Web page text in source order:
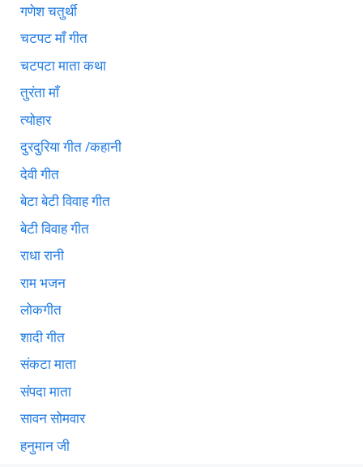
गणेश चतुर्थी
चटपट माँ गीत
चटपटा माता कथा
तुरंता माँ
त्योहार
दुरदुरिया गीत /कहानी
देवी गीत
बेटा बेटी विवाह गीत
बेटी विवाह गीत
राधा रानी
राम भजन
लोकगीत
शादी गीत
संकटा माता
संपदा माता
सावन सोमवार
हनुमान जी